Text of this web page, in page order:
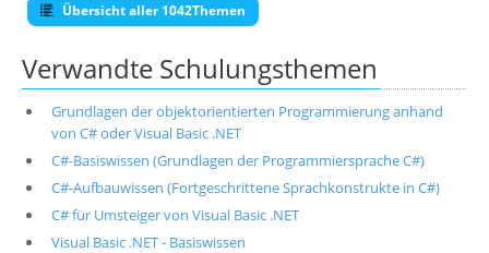
Übersicht aller 1042Themen
Verwandte Schulungsthemen
Grundlagen der objektorientierten Programmierung anhand
von C# oder Visual Basic .NET
C#-Basiswissen (Grundlagen der Programmiersprache C#)
C#-Aufbauwissen (Fortgeschrittene Sprachkonstrukte in C#)
C# für Umsteiger von Visual Basic .NET
Visual Basic .NET - Basiswissen